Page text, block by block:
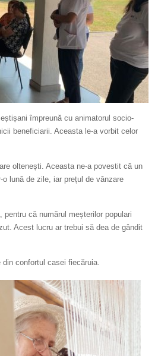
împreună cu animatorul socio-
beneficiarii. Aceasta le-a vorbit celor
oltenești. Aceasta ne-a povestit că un
lună de zile, iar prețul de vânzare
că numărul meșterilor populari
Acest lucru ar trebui să dea de gândit
confortul casei fiecăruia.